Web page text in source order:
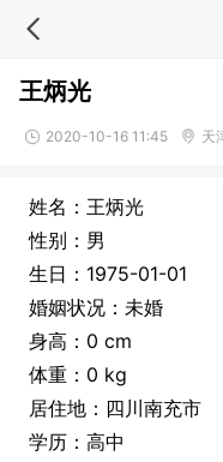
王炳光
2020-10-16 11:45 天
姓名：王炳光
性别：男
生日：1975-01-01
婚姻状况：未婚
身高：0 cm
体重：0 kg
居住地：四川南充市
学历：高中